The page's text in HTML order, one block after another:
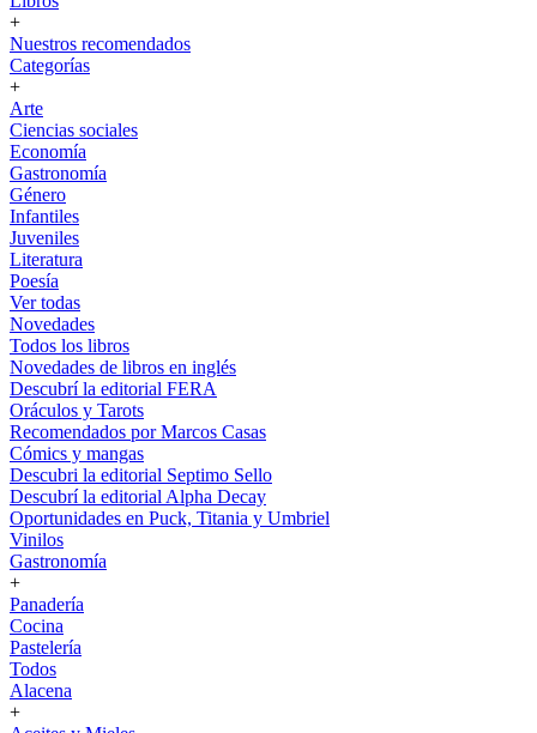
+
Nuestros recomendados
Categorías
+
Arte
Ciencias sociales
Economía
Gastronomía
Género
Infantiles
Juveniles
Literatura
Poesía
Ver todas
Novedades
Todos los libros
Novedades de libros en inglés
Descubrí la editorial FERA
Oráculos y Tarots
Recomendados por Marcos Casas
Cómics y mangas
Descubri la editorial Septimo Sello
Descubrí la editorial Alpha Decay
Oportunidades en Puck, Titania y Umbriel
Vinilos
Gastronomía
+
Panadería
Cocina
Pastelería
Todos
Alacena
+